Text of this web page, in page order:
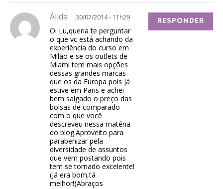
Álida 30/07/2014 - 11h29
Oi Lu,queria te perguntar
o que vc está achando da
experiência do curso em
Milão e se os outlets de
Miami tem mais opções
dessas grandes marcas
que os da Europa pois já
estive em Paris e achei
bem salgado o preço das
bolsas de comparado
com o que você
descreveu nessa matéria
do blog.Aproveito para
parabenizar pela
diversidade de assuntos
que vem postando pois
tem se tornado excelente!
(Já era bom,tá
melhor!)Abraços
RESPONDER